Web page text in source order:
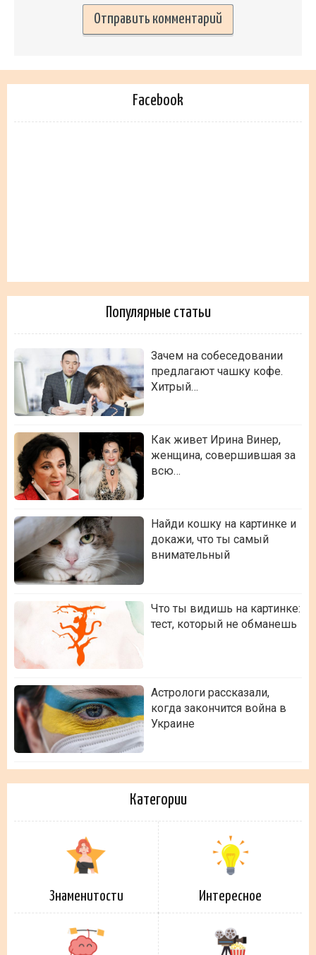
Facebook
Популярные статьи
Зачем на собеседовании
предлагают чашку кофе.
Хитрый…
Как живет Ирина Винер,
женщина, совершившая за
всю…
Найди кошку на картинке и
докажи, что ты самый
внимательный
Что ты видишь на картинке:
тест, который не обманешь
Астрологи рассказали,
когда закончится война в
Украине
Категории
Знаменитости Интересное